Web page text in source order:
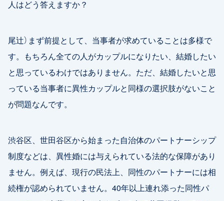
人はどう答えますか？
尾辻）まず前提として、当事者が求めていることは多様で
す。もちろん全ての人がカップルになりたい、結婚したい
と思っているわけではありません。ただ、結婚したいと思
っている当事者に異性カップルと同様の選択肢がないこと
が問題なんです。
渋谷区、世田谷区から始まった自治体のパートナーシップ
制度などは、異性婚には与えられている法的な保障があり
ません。例えば、現行の民法上、同性のパートナーには相
続権が認められていません。40年以上連れ添った同性パ